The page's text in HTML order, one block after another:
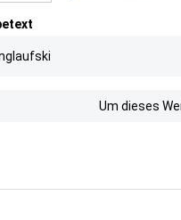
Um dieses